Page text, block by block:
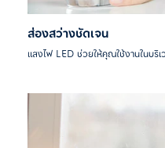
ส่องสว่างชัดเจน
แสงไฟ LED ช่วยให้คุณใช้งานในบ